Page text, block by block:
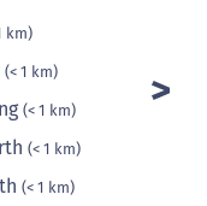
km)
(< 1 km)
(< 1 km)
(< 1 km)
(< 1 km)